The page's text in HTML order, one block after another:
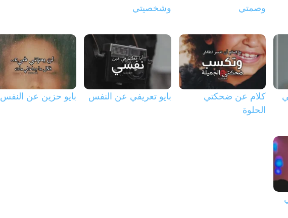
وصمتي
وشخصيتي
كلام عن ضحكتي
الحلوة
بايو تعريفي عن النفس بايو حزين عن النفس